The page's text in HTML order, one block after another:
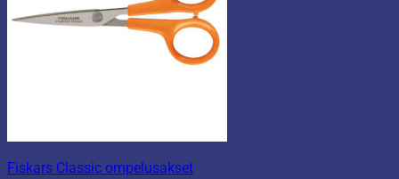
Fiskars Classic ompelusakset